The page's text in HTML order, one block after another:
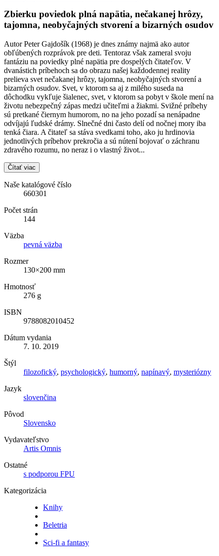
Zbierku poviedok plná napätia, nečakanej hrôzy,
tajomna, neobyčajných stvorení a bizarných osudov
Autor Peter Gajdošík (1968) je dnes známy najmä ako autor
obľúbených rozprávok pre deti. Tentoraz však zameral svoju
fantáziu na poviedky plné napätia pre dospelých čitateľov. V
dvanástich príbehoch sa do obrazu našej každodennej reality
prelieva svet nečakanej hrôzy, tajomna, neobyčajných stvorení a
bizarných osudov. Svet, v ktorom sa aj z milého suseda na
dôchodku vykľuje šialenec, svet, v ktorom sa pobyt v škole mení na
životu nebezpečný zápas medzi učiteľmi a žiakmi. Svižné príbehy
sú pretkané čiernym humorom, no na jeho pozadí sa nenápadne
odvíjajú ľudské drámy. Slnečné dni často delí od nočnej mory iba
tenká čiara. A čitateľ sa stáva svedkami toho, ako ju hrdinovia
jednotlivých príbehov prekročia a sú nútení bojovať o záchranu
zdravého rozumu, no neraz i o vlastný život...
Čítať viac
Naše katalógové číslo
660301
Počet strán
144
Väzba
pevná väzba
Rozmer
130×200 mm
Hmotnosť
276 g
ISBN
9788082010452
Dátum vydania
7. 10. 2019
Štýl
filozofický, psychologický, humorný, napínavý, mysteriózny
Jazyk
slovenčina
Pôvod
Slovensko
Vydavateľstvo
Artis Omnis
Ostatné
s podporou FPU
Kategorizácia
Knihy
Beletria
Sci-fi a fantasy